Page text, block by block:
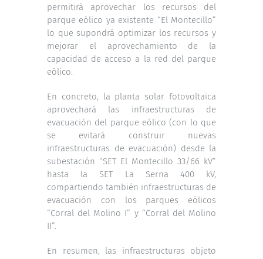
permitirá aprovechar los recursos del
parque eólico ya existente “El Montecillo”
lo que supondrá optimizar los recursos y
mejorar el aprovechamiento de la
capacidad de acceso a la red del parque
eólico.
En concreto, la planta solar fotovoltaica
aprovechará las infraestructuras de
evacuación del parque eólico (con lo que
se evitará construir nuevas
infraestructuras de evacuación) desde la
subestación “SET El Montecillo 33/66 kV”
hasta la SET La Serna 400 kV,
compartiendo también infraestructuras de
evacuación con los parques eólicos
“Corral del Molino I” y “Corral del Molino
II”.
En resumen, las infraestructuras objeto